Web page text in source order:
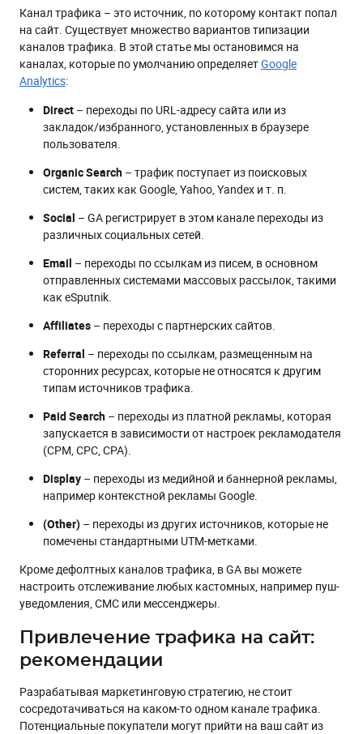
Канал трафика – это источник, по которому контакт попал
на сайт. Существует множество вариантов типизации
каналов трафика. В этой статье мы остановимся на
каналах, которые по умолчанию определяетGoogle
Analytics:
Direct – переходы по URL-адресу сайта или из
закладок/избранного, установленных в браузере
пользователя.
Organic Search – трафик поступает из поисковых
систем, таких как Google, Yahoo, Yandex и т. п.
Social – GA регистрирует в этом канале переходы из
различных социальных сетей.
Email – переходы по ссылкам из писем, в основном
отправленных системами массовых рассылок, такими
как eSputnik.
Affiliates – переходы с партнерских сайтов.
Referral – переходы по ссылкам, размещенным на
сторонних ресурсах, которые не относятся к другим
типам источников трафика.
Paid Search – переходы из платной рекламы, которая
запускается в зависимости от настроек рекламодателя
(CPM, CPC, CPA).
Display – переходы из медийной и баннерной рекламы,
например контекстной рекламы Google.
(Other) – переходы из других источников, которые не
помечены стандартными UTM-метками.
Кроме дефолтных каналов трафика, в GA вы можете
настроить отслеживание любых кастомных, например пуш-
уведомления, СМС или мессенджеры.
Привлечение трафика на сайт:
рекомендации
Разрабатывая маркетинговую стратегию, не стоит
сосредотачиваться на каком-то одном канале трафика.
Потенциальные покупатели могут прийти на ваш сайт из